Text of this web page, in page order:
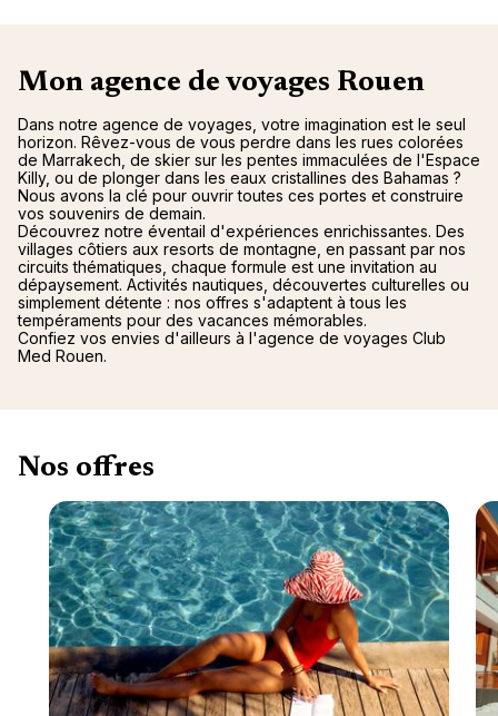
Mon agence de voyages Rouen
Dans notre agence de voyages, votre imagination est le seul
horizon. Rêvez-vous de vous perdre dans les rues colorées
de Marrakech, de skier sur les pentes immaculées de l'Espace
Killy, ou de plonger dans les eaux cristallines des Bahamas ?
Nous avons la clé pour ouvrir toutes ces portes et construire
vos souvenirs de demain.
Découvrez notre éventail d'expériences enrichissantes. Des
villages côtiers aux resorts de montagne, en passant par nos
circuits thématiques, chaque formule est une invitation au
dépaysement. Activités nautiques, découvertes culturelles ou
simplement détente : nos offres s'adaptent à tous les
tempéraments pour des vacances mémorables.
Confiez vos envies d'ailleurs à l'agence de voyages Club
Med Rouen.
Nos offres